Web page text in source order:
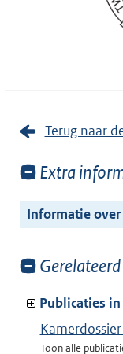
Terug naar
Toon
van:
Extra
Informatie
Toon
van:
Gerelateerd
Publicaties
Toon alle